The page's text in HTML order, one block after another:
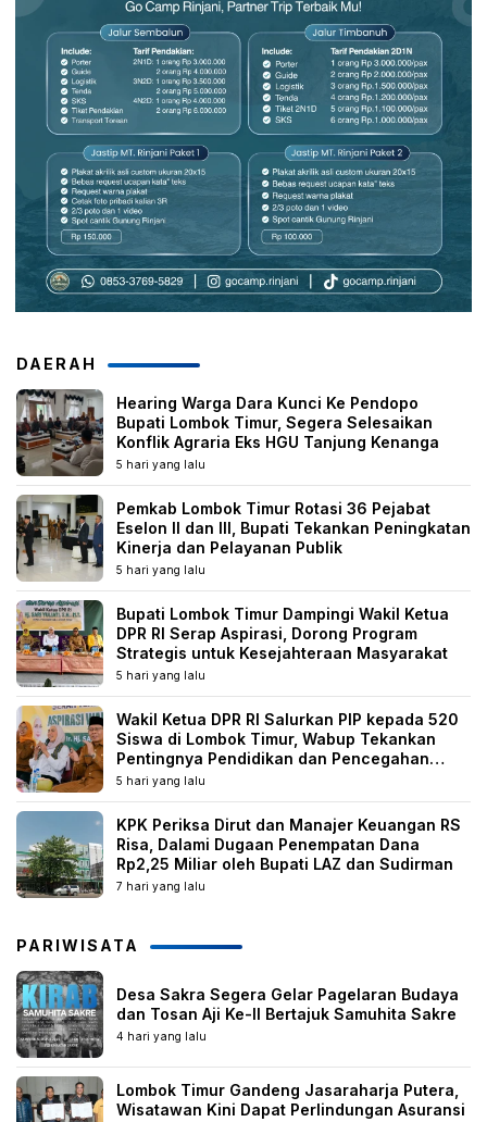
DAERAH
Hearing Warga Dara Kunci Ke Pendopo
Bupati Lombok Timur, Segera Selesaikan
Konflik Agraria Eks HGU Tanjung Kenanga
5 hari yang lalu
Pemkab Lombok Timur Rotasi 36 Pejabat
Eselon II dan III, Bupati Tekankan Peningkatan
Kinerja dan Pelayanan Publik
5 hari yang lalu
Bupati Lombok Timur Dampingi Wakil Ketua
DPR RI Serap Aspirasi, Dorong Program
Strategis untuk Kesejahteraan Masyarakat
5 hari yang lalu
Wakil Ketua DPR RI Salurkan PIP kepada 520
Siswa di Lombok Timur, Wabup Tekankan
Pentingnya Pendidikan dan Pencegahan
Perkawinan Anak
5 hari yang lalu
KPK Periksa Dirut dan Manajer Keuangan RS
Risa, Dalami Dugaan Penempatan Dana
Rp2,25 Miliar oleh Bupati LAZ dan Sudirman
7 hari yang lalu
PARIWISATA
Desa Sakra Segera Gelar Pagelaran Budaya
dan Tosan Aji Ke-II Bertajuk Samuhita Sakre
4 hari yang lalu
Lombok Timur Gandeng Jasaraharja Putera,
Wisatawan Kini Dapat Perlindungan Asuransi